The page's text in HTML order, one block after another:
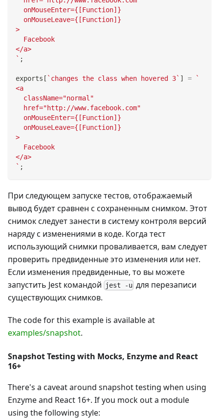
  onMouseEnter={[Function]}
  onMouseLeave={[Function]}
>
  Facebook
</a>
` ;
exports [ ` changes the class when hovered 3` ] =
`
<a
  className="normal"
  href="http://www.facebook.com"
  onMouseEnter={[Function]}
  onMouseLeave={[Function]}
>
  Facebook
</a>
` ;
При следующем запуске тестов, отображаемый
вывод будет сравнен с сохраненным снимком. Этот
снимок следует занести в систему контроля версий
наряду с изменениями в коде. Когда тест
использующий снимки проваливается, вам следует
проверить предвиденные это изменения или нет.
Если изменения предвиденные, то вы можете
запустить Jest командой
jest -u для перезаписи
существующих снимков.
The code for this example is available at
examples/snapshot.
Snapshot Testing with Mocks, Enzyme and React
16+
There's a caveat around snapshot testing when using
Enzyme and React 16+. If you mock out a module
using the following style: